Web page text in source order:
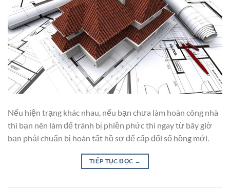
Nếu hiện trạng khác nhau, nếu bạn chưa làm hoàn công nhà
thì bạn nên làm để tránh bị phiền phức thì ngay từ bây giờ
bạn phải chuẩn bị hoàn tất hồ sơ để cấp đổi sổ hồng mới.
TIẾP TỤC ĐỌC →